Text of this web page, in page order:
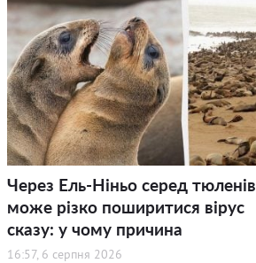
Через Ель-Ніньо серед тюленів
може різко поширитися вірус
сказу: у чому причина
16:57, 6 серпня 2026